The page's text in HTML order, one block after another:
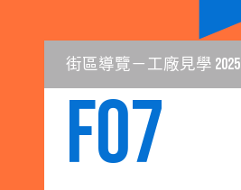
街區導覽－工廠見學 2025
F07